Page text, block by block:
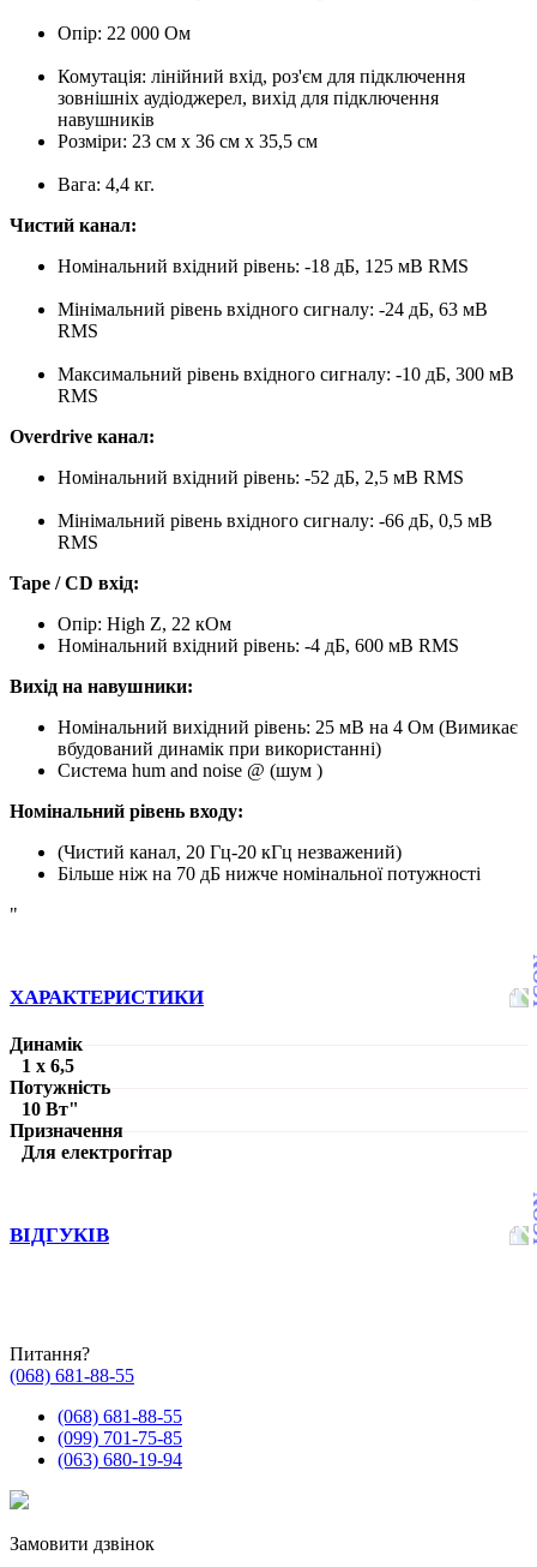
Опір: 22 000 Ом
Комутація: лінійний вхід, роз'єм для підключення
зовнішніх аудіоджерел, вихід для підключення
навушників
Розміри: 23 см х 36 см х 35,5 см
Вага: 4,4 кг.
Чистий канал:
Номінальний вхідний рівень: -18 дБ, 125 мВ RMS
Мінімальний рівень вхідного сигналу: -24 дБ, 63 мВ
RMS
Максимальний рівень вхідного сигналу: -10 дБ, 300 мВ
RMS
Overdrive канал:
Номінальний вхідний рівень: -52 дБ, 2,5 мВ RMS
Мінімальний рівень вхідного сигналу: -66 дБ, 0,5 мВ
RMS
Tape / CD вхід:
Опір: High Z, 22 кОм
Номінальний вхідний рівень: -4 дБ, 600 мВ RMS
Вихід на навушники:
Номінальний вихідний рівень: 25 мВ на 4 Ом (Вимикає
вбудований динамік при використанні)
Система hum and noise @ (шум )
Номінальний рівень входу:
(Чистий канал, 20 Гц-20 кГц незважений)
Більше ніж на 70 дБ нижче номінальної потужності
"
ХАРАКТЕРИСТИКИ
Динамік
1 x 6,5
Потужність
10 Вт"
Призначення
Для електрогітар
ВІДГУКІВ
Питання?
(068) 681-88-55
(068) 681-88-55
(099) 701-75-85
(063) 680-19-94
Замовити дзвінок